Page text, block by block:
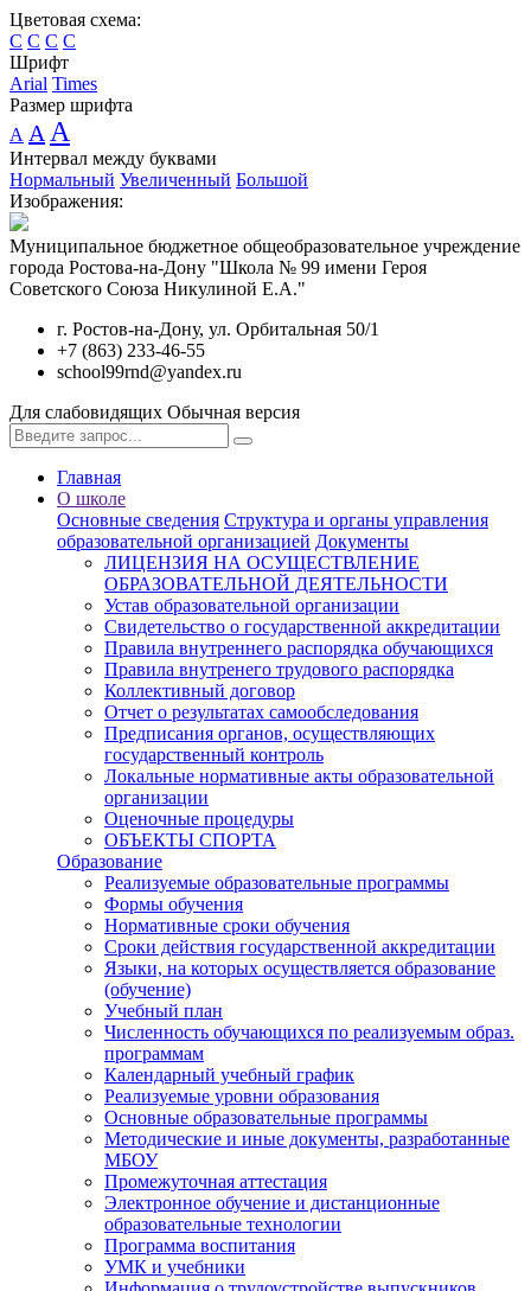
Цветовая схема:
C C C C
Шрифт
Arial Times
Размер шрифта
A A A
Интервал между буквами
Нормальный Увеличенный Большой
Изображения:
Муниципальное бюджетное общеобразовательное учреждение
города Ростова-на-Дону "Школа № 99 имени Героя
Советского Союза Никулиной Е.А."
г. Ростов-на-Дону, ул. Орбитальная 50/1
+7 (863) 233-46-55
school99rnd@yandex.ru
Для слабовидящих Обычная версия
Главная
О школе
Основные сведения Структура и органы управления
образовательной организацией Документы
ЛИЦЕНЗИЯ НА ОСУЩЕСТВЛЕНИЕ
ОБРАЗОВАТЕЛЬНОЙ ДЕЯТЕЛЬНОСТИ
Устав образовательной организации
Свидетельство о государственной аккредитации
Правила внутреннего распорядка обучающихся
Правила внутренего трудового распорядка
Коллективный договор
Отчет о результатах самообследования
Предписания органов, осуществляющих
государственный контроль
Локальные нормативные акты образовательной
организации
Оценочные процедуры
ОБЪЕКТЫ СПОРТА
Образование
Реализуемые образовательные программы
Формы обучения
Нормативные сроки обучения
Сроки действия государственной аккредитации
Языки, на которых осуществляется образование
(обучение)
Учебный план
Численность обучающихся по реализуемым образ.
программам
Календарный учебный график
Реализуемые уровни образования
Основные образовательные программы
Методические и иные документы, разработанные
МБОУ
Промежуточная аттестация
Электронное обучение и дистанционные
образовательные технологии
Программа воспитания
УМК и учебники